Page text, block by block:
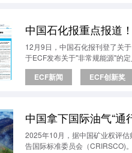
中国石化报重点报道
12月9日，中国石化报刊登了关
于ECF发布关于"非常规能源"的
ECF新闻 ECF创新奖
中国拿下国际油气“
2025年10月，据中国矿业权评
告国际标准委员会（CRIRSCO)